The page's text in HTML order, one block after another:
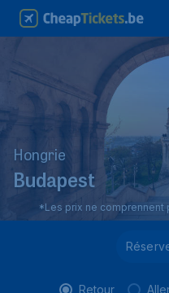
Hongrie
Budapest
*Les prix ne comprennent
Retour